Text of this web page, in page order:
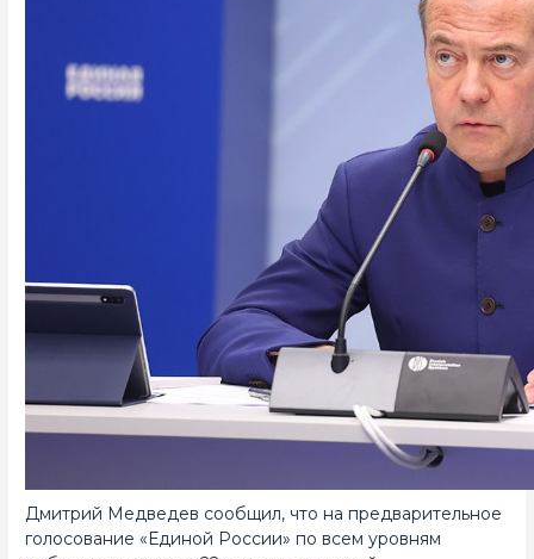
Дмитрий Медведев сообщил, что на предварительное
голосование «Единой России» по всем уровням